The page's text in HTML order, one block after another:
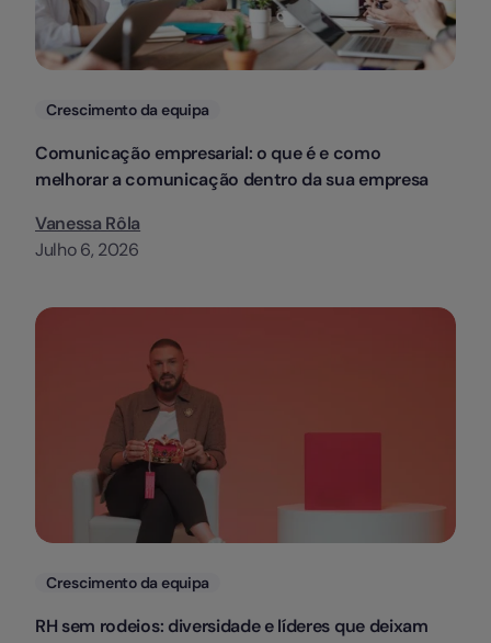
Categorias
Crescimento da equipa
Comunicação empresarial: o que é e como
melhorar a comunicação dentro da sua empresa
Vanessa Rôla
Julho 6, 2026
Categorias
Crescimento da equipa
RH sem rodeios: diversidade e líderes que deixam